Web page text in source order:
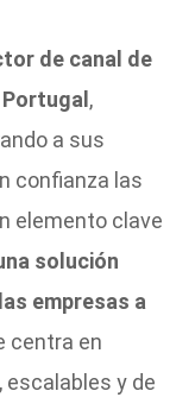
de canal de
,
a sus
confianza las
elemento clave
solución
empresas a
centra en
y de